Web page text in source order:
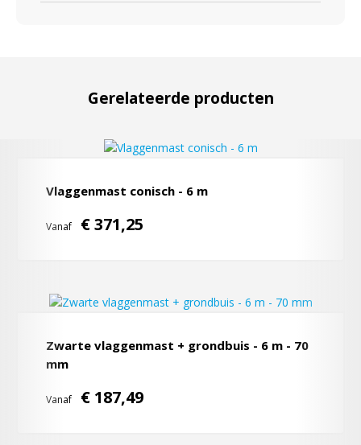
Gerelateerde producten
Vlaggenmast conisch - 6 m
Vanaf € 371,25
Zwarte vlaggenmast + grondbuis - 6 m - 70
mm
Vanaf € 187,49